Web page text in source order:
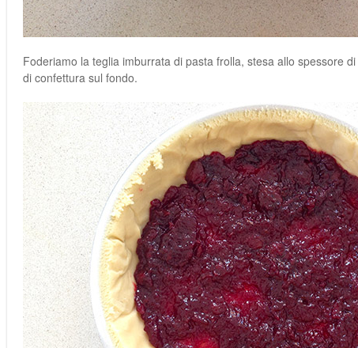
Foderiamo la teglia imburrata di pasta frolla, stesa allo spessore
di confettura sul fondo.